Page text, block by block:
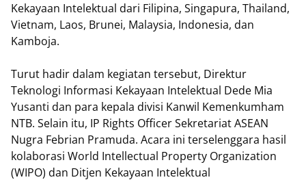
Kekayaan Intelektual dari Filipina, Singapura, Thailand,
Vietnam, Laos, Brunei, Malaysia, Indonesia, dan
Kamboja.
Turut hadir dalam kegiatan tersebut, Direktur
Teknologi Informasi Kekayaan Intelektual Dede Mia
Yusanti dan para kepala divisi Kanwil Kemenkumham
NTB. Selain itu, IP Rights Officer Sekretariat ASEAN
Nugra Febrian Pramuda. Acara ini terselenggara hasil
kolaborasi World Intellectual Property Organization
(WIPO) dan Ditjen Kekayaan Intelektual